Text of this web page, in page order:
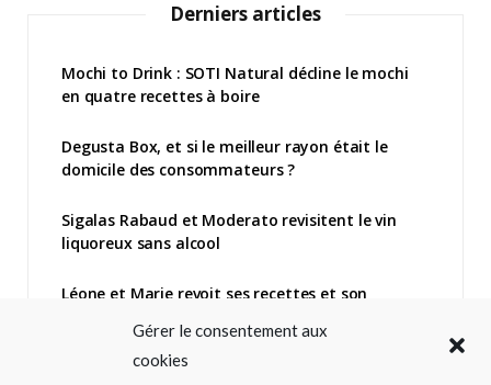
Gérer le consentement aux
cookies
Derniers articles
Mochi to Drink : SOTI Natural décline le mochi
en quatre recettes à boire
Degusta Box, et si le meilleur rayon était le
domicile des consommateurs ?
Sigalas Rabaud et Moderato revisitent le vin
liquoreux sans alcool
Léone et Marie revoit ses recettes et son
OREO s’associe à BTS autour d’un biscuit au